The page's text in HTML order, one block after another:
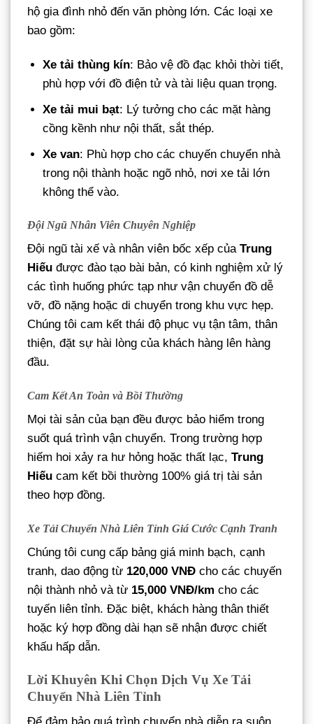
hộ gia đình nhỏ đến văn phòng lớn. Các loại xe
bao gồm:
Xe tải thùng kín: Bảo vệ đồ đạc khỏi thời tiết,
phù hợp với đồ điện tử và tài liệu quan trọng.
Xe tải mui bạt: Lý tưởng cho các mặt hàng
cồng kềnh như nội thất, sắt thép.
Xe van: Phù hợp cho các chuyến chuyển nhà
trong nội thành hoặc ngõ nhỏ, nơi xe tải lớn
không thể vào.
Đội Ngũ Nhân Viên Chuyên Nghiệp
Đội ngũ tài xế và nhân viên bốc xếp của Trung
Hiếu được đào tạo bài bản, có kinh nghiệm xử lý
các tình huống phức tạp như vận chuyển đồ dễ
vỡ, đồ nặng hoặc di chuyển trong khu vực hẹp.
Chúng tôi cam kết thái độ phục vụ tận tâm, thân
thiện, đặt sự hài lòng của khách hàng lên hàng
đầu.
Cam Kết An Toàn và Bồi Thường
Mọi tài sản của bạn đều được bảo hiểm trong
suốt quá trình vận chuyển. Trong trường hợp
hiếm hoi xảy ra hư hỏng hoặc thất lạc, Trung
Hiếu cam kết bồi thường 100% giá trị tài sản
theo hợp đồng.
Xe Tải Chuyển Nhà Liên Tỉnh Giá Cước Cạnh Tranh
Chúng tôi cung cấp bảng giá minh bạch, cạnh
tranh, dao động từ 120,000 VNĐ cho các chuyến
nội thành nhỏ và từ 15,000 VNĐ/km cho các
tuyến liên tỉnh. Đặc biệt, khách hàng thân thiết
hoặc ký hợp đồng dài hạn sẽ nhận được chiết
khấu hấp dẫn.
Lời Khuyên Khi Chọn Dịch Vụ Xe Tải
Chuyển Nhà Liên Tỉnh